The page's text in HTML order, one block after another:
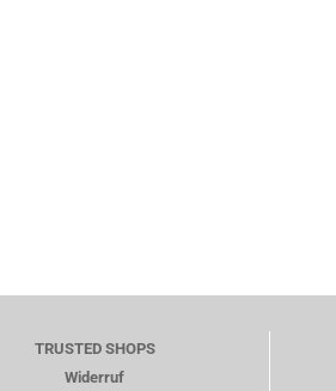
TRUSTED SHOPS
Widerruf